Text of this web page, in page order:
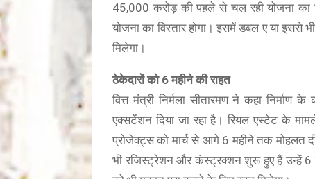
45,000 करोड़ की पहले से चल रही योजना का
योजना का विस्तार होगा। इसमें डबल ए या इससे
मिलेगा।
ठेकेदारों को 6महीने की राहत
वित्त मंत्री निर्मला सीतारमण ने कहा
एक्सटेंशन दिया जा रहा है। रियल एस्टेट के
प्रोजेक्ट्स को मार्च से आगे 6 महीने तक मोहलत
भी रजिस्ट्रेशन और कंस्ट्रक्शन शुरू हुए हैं उन्हें 6